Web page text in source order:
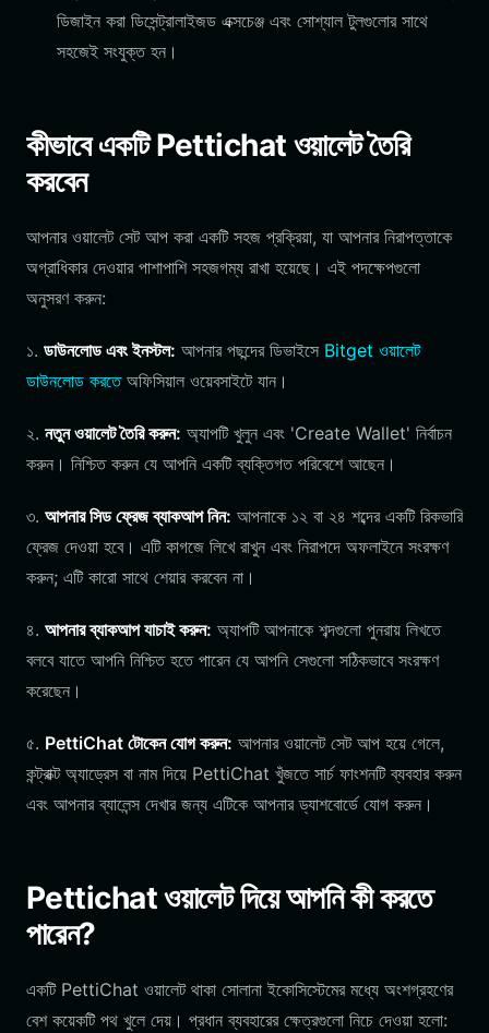
ডিজাইন করা ডিসেন্ট্রালাইজড এক্সচেঞ্জ এবং সোশ্যাল টুলগুলোর সাথে
সহজেই সংযুক্ত হন।
কীভাবে একটি Pettichat ওয়ালেট তৈরি
করবেন
আপনার ওয়ালেট সেট আপ করা একটি সহজ প্রক্রিয়া, যা আপনার নিরাপত্তাকে
অগ্রাধিকার দেওয়ার পাশাপাশি সহজগম্য রাখা হয়েছে। এই পদক্ষেপগুলো
অনুসরণ করুন:
১. ডাউনলোড এবং ইনস্টল: আপনার পছন্দের ডিভাইসে Bitget ওয়ালেট
ডাউনলোড করতেঅফিসিয়াল ওয়েবসাইটে যান।
২. নতুন ওয়ালেট তৈরি করুন: অ্যাপটি খুলুন এবং 'Create Wallet' নির্বাচন
করুন। নিশ্চিত করুন যে আপনি একটি ব্যক্তিগত পরিবেশে আছেন।
৩. আপনার সিড ফ্রেজ ব্যাকআপ নিন: আপনাকে ১২ বা ২৪ শব্দের একটি রিকভারি
ফ্রেজ দেওয়া হবে। এটি কাগজে লিখে রাখুন এবং নিরাপদে অফলাইনে সংরক্ষণ
করুন; এটি কারো সাথে শেয়ার করবেন না।
৪. আপনার ব্যাকআপ যাচাই করুন: অ্যাপটি আপনাকে শব্দগুলো পুনরায় লিখতে
বলবে যাতে আপনি নিশ্চিত হতে পারেন যে আপনি সেগুলো সঠিকভাবে সংরক্ষণ
করেছেন।
৫. PettiChat টোকেন যোগ করুন: আপনার ওয়ালেট সেট আপ হয়ে গেলে,
কন্ট্রাক্ট অ্যাড্রেস বা নাম দিয়ে PettiChat খুঁজতে সার্চ ফাংশনটি ব্যবহার করুন
এবং আপনার ব্যালেন্স দেখার জন্য এটিকে আপনার ড্যাশবোর্ডে যোগ করুন।
Pettichat ওয়ালেট দিয়ে আপনি কী করতে
পারেন?
একটি PettiChat ওয়ালেট থাকা সোলানা ইকোসিস্টেমের মধ্যে অংশগ্রহণের
বেশ কয়েকটি পথ খুলে দেয়। প্রধান ব্যবহারের ক্ষেত্রগুলো নিচে দেওয়া হলো: